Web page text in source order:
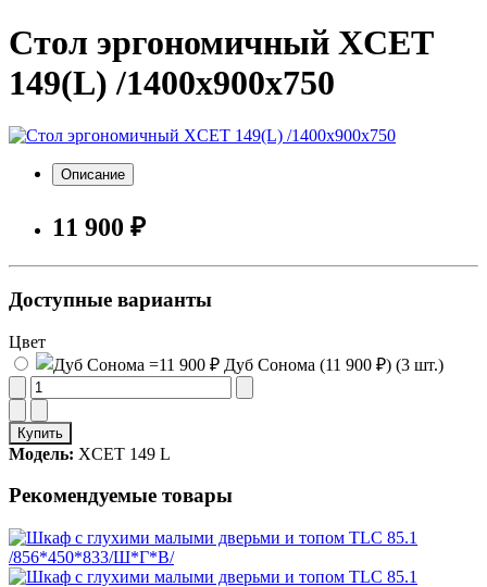
Стол эргономичный XCET
149(L) /1400х900х750
Описание
11 900 ₽
Доступные варианты
Цвет
Дуб Сонома (11 900 ₽) (3 шт.)
Купить
Модель: XCET 149 L
Рекомендуемые товары